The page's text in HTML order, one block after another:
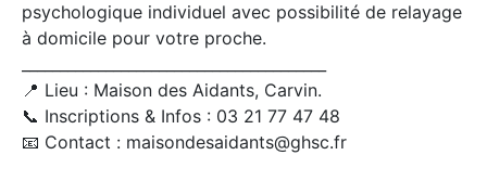
psychologique individuel avec possibilité de relayage
à domicile pour votre proche.
📍 Lieu : Maison des Aidants, Carvin.
📞 Inscriptions & Infos : 03 21 77 47 48
📧 Contact : maisondesaidants@ghsc.fr